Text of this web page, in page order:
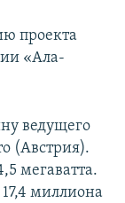
проекта
«Ала-
ведущего
(Австрия).
мегаватта.
миллиона